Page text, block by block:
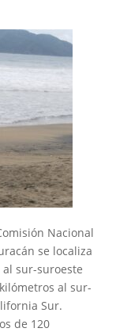
Nacional
se localiza
sur-suroeste
al sur-
Sur.
de 120